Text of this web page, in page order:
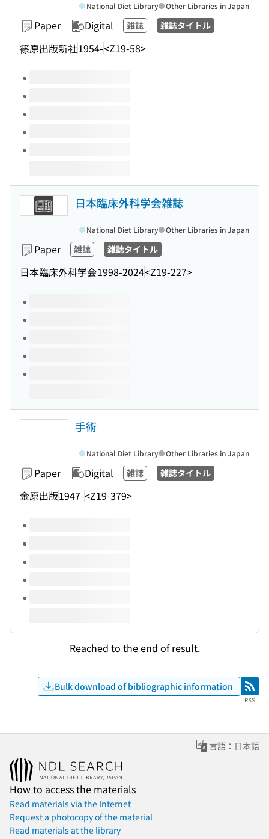
Paper Digital 雑誌 雑誌タイトル
篠原出版新社1954-<Z19-58>
National Diet Library Other Libraries in Japan
Volumes of this title
日本臨床外科学会雑誌
Paper 雑誌 雑誌タイトル
日本臨床外科学会1998-2024<Z19-227>
National Diet Library Other Libraries in Japan
Volumes of this title
手術
Paper Digital 雑誌 雑誌タイトル
金原出版1947-<Z19-379>
National Diet Library Other Libraries in Japan
Volumes of this title
Reached to the end of result.
Bulk download of bibliographic information RSS
RSS
言語：日本語
How to access the materials
Read materials via the Internet
Request a photocopy of the material
Read materials at the library